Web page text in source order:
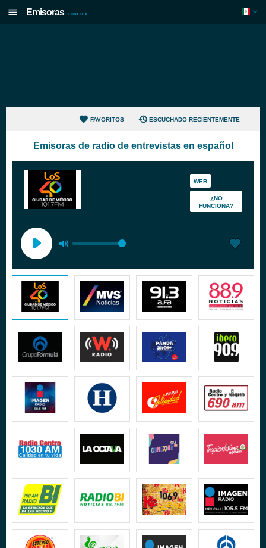
Emisoras .com.mx
FAVORITOS ESCUCHADO RECIENTEMENTE
Emisoras de radio de entrevistas en español
WEB
¿NO
FUNCIONA?